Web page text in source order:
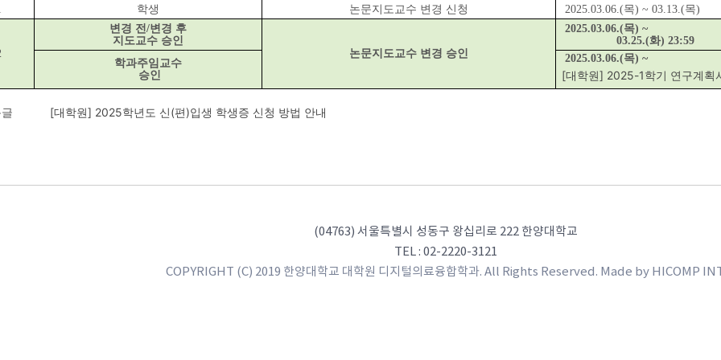
학생 논문지도교수 변경 신청 2025.03.06.(목) ~ 03.13.(목)
변경 전/변경 후
지도교수 승인
논문지도교수 변경 승인
2025.03.06.(목) ~
03.25.(화) 23:59
학과주임교수
승인
2025.03.06.(목) ~
[대학원] 2025-1학기 연구계획
[대학원] 2025학년도 신(편)입생 학생증 신청 방법 안내
(04763) 서울특별시 성동구 왕십리로 222 한양대학교
TEL : 02-2220-3121
COPYRIGHT (C) 2019 한양대학교 대학원 디지털의료융합학과. All Rights Reserved. Made by HICOMP